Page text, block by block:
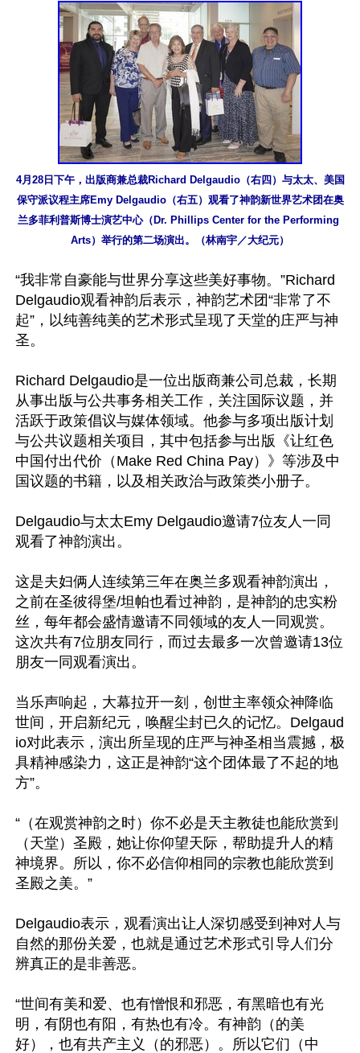
4月28日下午，出版商兼总裁Richard Delgaudio（右四）与太太、美国
保守派议程主席Emy Delgaudio（右五）观看了神韵新世界艺术团在奥
兰多菲利普斯博士演艺中心（Dr. Phillips Center for the Performing
Arts）举行的第二场演出。（林南宇／大纪元）
“我非常自豪能与世界分享这些美好事物。”Richard
Delgaudio观看神韵后表示，神韵艺术团“非常了不
起”，以纯善纯美的艺术形式呈现了天堂的庄严与神
圣。
Richard Delgaudio是一位出版商兼公司总裁，长期
从事出版与公共事务相关工作，关注国际议题，并
活跃于政策倡议与媒体领域。他参与多项出版计划
与公共议题相关项目，其中包括参与出版《让红色
中国付出代价（Make Red China Pay）》等涉及中
国议题的书籍，以及相关政治与政策类小册子。
Delgaudio与太太Emy Delgaudio邀请7位友人一同
观看了神韵演出。
这是夫妇俩人连续第三年在奥兰多观看神韵演出，
之前在圣彼得堡/坦帕也看过神韵，是神韵的忠实粉
丝，每年都会盛情邀请不同领域的友人一同观赏。
这次共有7位朋友同行，而过去最多一次曾邀请13位
朋友一同观看演出。
当乐声响起，大幕拉开一刻，创世主率领众神降临
世间，开启新纪元，唤醒尘封已久的记忆。Delgaud
io对此表示，演出所呈现的庄严与神圣相当震撼，极
具精神感染力，这正是神韵“这个团体最了不起的地
方”。
“（在观赏神韵之时）你不必是天主教徒也能欣赏到
（天堂）圣殿，她让你仰望天际，帮助提升人的精
神境界。所以，你不必信仰相同的宗教也能欣赏到
圣殿之美。”
Delgaudio表示，观看演出让人深切感受到神对人与
自然的那份关爱，也就是通过艺术形式引导人们分
辨真正的是非善恶。
“世间有美和爱、也有憎恨和邪恶，有黑暗也有光
明，有阴也有阳，有热也有冷。有神韵（的美
好），也有共产主义（的邪恶）。所以它们（中